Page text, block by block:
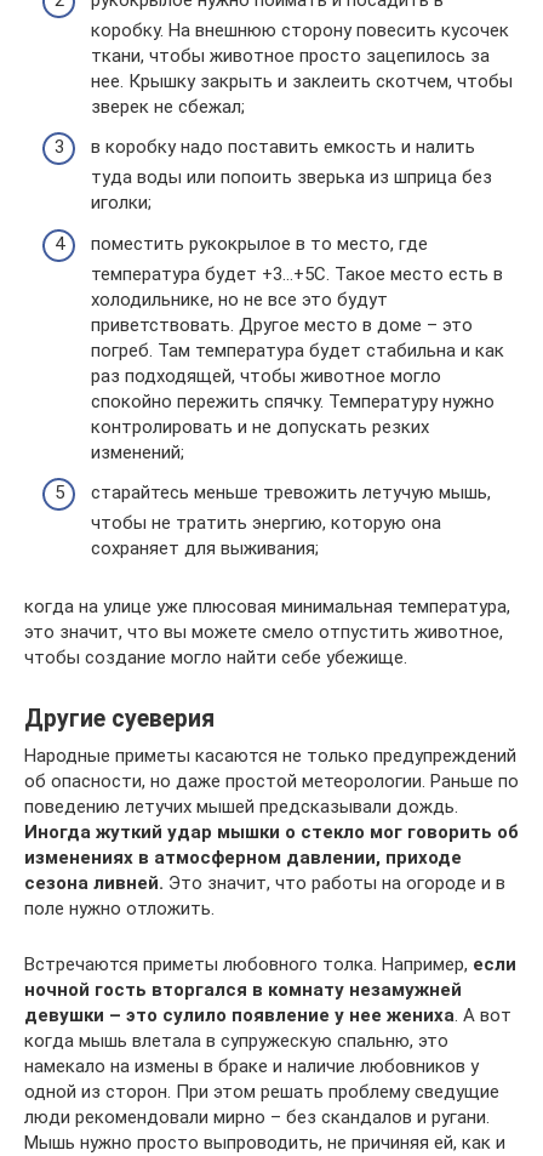
коробку. На внешнюю сторону повесить кусочек
ткани, чтобы животное просто зацепилось за
нее. Крышку закрыть и заклеить скотчем, чтобы
зверек не сбежал;
в коробку надо поставить емкость и налить
туда воды или попоить зверька из шприца без
иголки;
поместить рукокрылое в то место, где
температура будет +3…+5С. Такое место есть в
холодильнике, но не все это будут
приветствовать. Другое место в доме – это
погреб. Там температура будет стабильна и как
раз подходящей, чтобы животное могло
спокойно пережить спячку. Температуру нужно
контролировать и не допускать резких
изменений;
старайтесь меньше тревожить летучую мышь,
чтобы не тратить энергию, которую она
сохраняет для выживания;
когда на улице уже плюсовая минимальная температура,
это значит, что вы можете смело отпустить животное,
чтобы создание могло найти себе убежище.
Другие суеверия
Народные приметы касаются не только предупреждений
об опасности, но даже простой метеорологии. Раньше по
поведению летучих мышей предсказывали дождь.
Иногда жуткий удар мышки о стекло мог говорить об
изменениях в атмосферном давлении, приходе
сезона ливней. Это значит, что работы на огороде и в
поле нужно отложить.
Встречаются приметы любовного толка. Например, если
ночной гость вторгался в комнату незамужней
девушки – это сулило появление у нее жениха. А вот
когда мышь влетала в супружескую спальню, это
намекало на измены в браке и наличие любовников у
одной из сторон. При этом решать проблему сведущие
люди рекомендовали мирно – без скандалов и ругани.
Мышь нужно просто выпроводить, не причиняя ей, как и